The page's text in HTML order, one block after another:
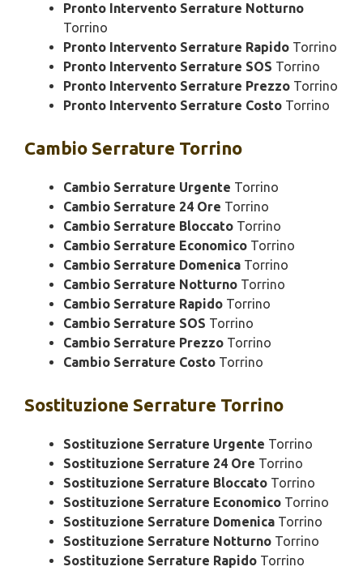
Pronto Intervento Serrature Notturno
Torrino
Pronto Intervento Serrature Rapido Torrino
Pronto Intervento Serrature SOS Torrino
Pronto Intervento Serrature Prezzo Torrino
Pronto Intervento Serrature Costo Torrino
Cambio Serrature Torrino
Cambio Serrature Urgente Torrino
Cambio Serrature 24 Ore Torrino
Cambio Serrature Bloccato Torrino
Cambio Serrature Economico Torrino
Cambio Serrature Domenica Torrino
Cambio Serrature Notturno Torrino
Cambio Serrature Rapido Torrino
Cambio Serrature SOS Torrino
Cambio Serrature Prezzo Torrino
Cambio Serrature Costo Torrino
Sostituzione Serrature Torrino
Sostituzione Serrature Urgente Torrino
Sostituzione Serrature 24 Ore Torrino
Sostituzione Serrature Bloccato Torrino
Sostituzione Serrature Economico Torrino
Sostituzione Serrature Domenica Torrino
Sostituzione Serrature Notturno Torrino
Sostituzione Serrature Rapido Torrino